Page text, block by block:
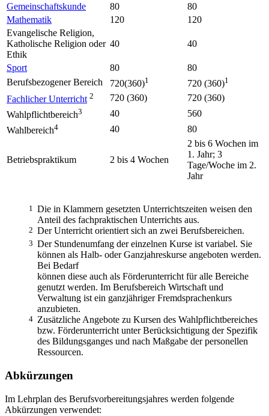
Gemeinschaftskunde
80
80
Mathematik
120
120
Evangelische Religion,
Katholische Religion oder
Ethik
40 40
Sport 80
80
Berufsbezogener Bereich
720(360)1 720 (360)1
Fachlicher Unterricht 2 720 (360)
720 (360)
Wahlpflichtbereich3 40
560
Wahlbereich4 40 80
Betriebspraktikum 2 bis 4 Wochen
2 bis 6 Wochen im
1. Jahr; 3
Tage/Woche im 2.
Jahr
1 Die in Klammern gesetzten Unterrichtszeiten weisen den
Anteil des fachpraktischen Unterrichts aus.
2 Der Unterricht orientiert sich an zwei Berufsbereichen.
3 Der Stundenumfang der einzelnen Kurse ist variabel. Sie
können als Halb- oder Ganzjahreskurse angeboten werden.
Bei Bedarf
können diese auch als Förderunterricht für alle Bereiche
genutzt werden. Im Berufsbereich Wirtschaft und
Verwaltung ist ein ganzjähriger Fremdsprachenkurs
anzubieten.
4 Zusätzliche Angebote zu Kursen des Wahlpflichtbereiches
bzw. Förderunterricht unter Berücksichtigung der Spezifik
des Bildungsganges und nach Maßgabe der personellen
Ressourcen.
Abkürzungen
Im Lehrplan des Berufsvorbereitungsjahres werden folgende
Abkürzungen verwendet: